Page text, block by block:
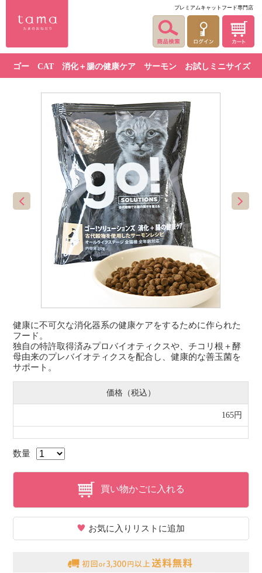
プレミアムキャットフード専門店
ゴー CAT 消化＋腸の健康ケア サーモン お試しミニサイズ
健康に不可欠な消化器系の健康ケアをするために作られた
フード。
独自の特許取得済みプロバイオティクスや、チコリ根＋酵
母由来のプレバイオティクスを配合し、健康的な善玉菌を
サポート。
価格（税込）
165円
数量
買い物かごに入れる
お気に入りリストに追加